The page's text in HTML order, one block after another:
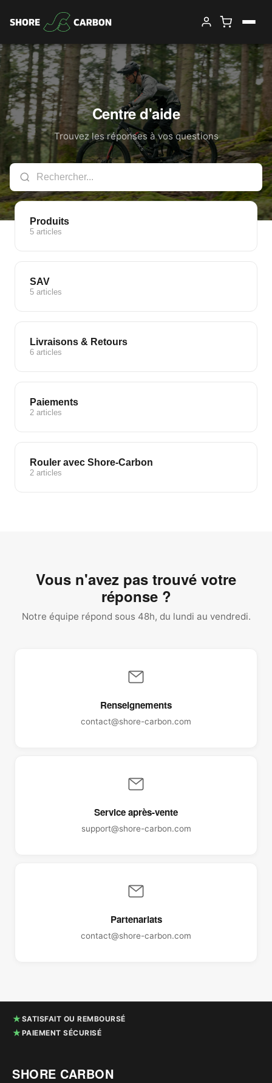
Centre d'aide
Trouvez les réponses à vos questions
Produits
5 articles
SAV
5 articles
Livraisons & Retours
6 articles
Paiements
2 articles
Rouler avec Shore-Carbon
2 articles
Vous n'avez pas trouvé votre
réponse ?
Notre équipe répond sous 48h, du lundi au vendredi.
Renseignements
contact@shore-carbon.com
Service après-vente
support@shore-carbon.com
Partenariats
contact@shore-carbon.com
★SATISFAIT OU REMBOURSÉ
★PAIEMENT SÉCURISÉ
SHORE CARBON